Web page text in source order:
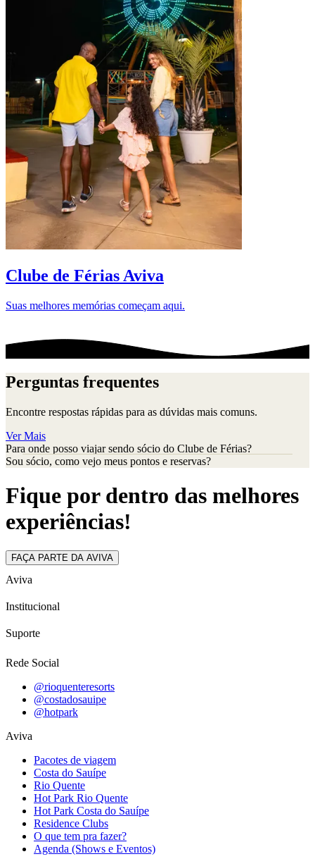
Clube de Férias Aviva
Suas melhores memórias começam aqui.
Perguntas frequentes
Encontre respostas rápidas para as dúvidas mais comuns.
Ver Mais
Para onde posso viajar sendo sócio do Clube de Férias?
Sou sócio, como vejo meus pontos e reservas?
Fique por dentro das melhores
experiências!
FAÇA PARTE DA AVIVA
Aviva
Institucional
Suporte
Rede Social
@rioquenteresorts
@costadosauipe
@hotpark
Aviva
Pacotes de viagem
Costa do Sauípe
Rio Quente
Hot Park Rio Quente
Hot Park Costa do Sauípe
Residence Clubs
O que tem pra fazer?
Agenda (Shows e Eventos)